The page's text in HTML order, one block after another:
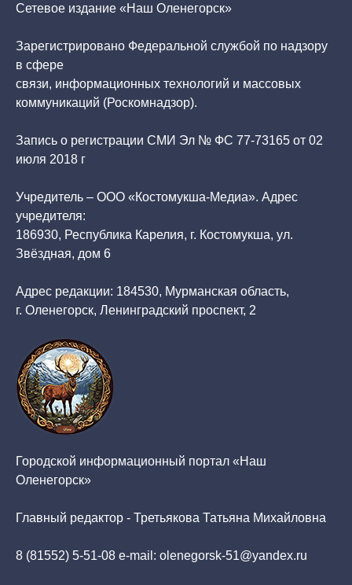
Сетевое издание «Наш Оленегорск»
Зарегистрировано Федеральной службой по надзору
в сфере
связи, информационных технологий и массовых
коммуникаций (Роскомнадзор).
Запись о регистрации СМИ Эл № ФС 77-73165 от 02
июля 2018 г
Учредитель – ООО «Костомукша-Медиа». Адрес
учредителя:
186930, Республика Карелия, г. Костомукша, ул.
Звёздная, дом 6
Адрес редакции: 184530, Мурманская область,
г. Оленегорск, Ленинградский проспект, 2
Городской информационный портал «Наш
Оленегорск»
Главный редактор - Третьякова Татьяна Михайловна
8 (81552) 5-51-08 e-mail: olenegorsk-51@yandex.ru